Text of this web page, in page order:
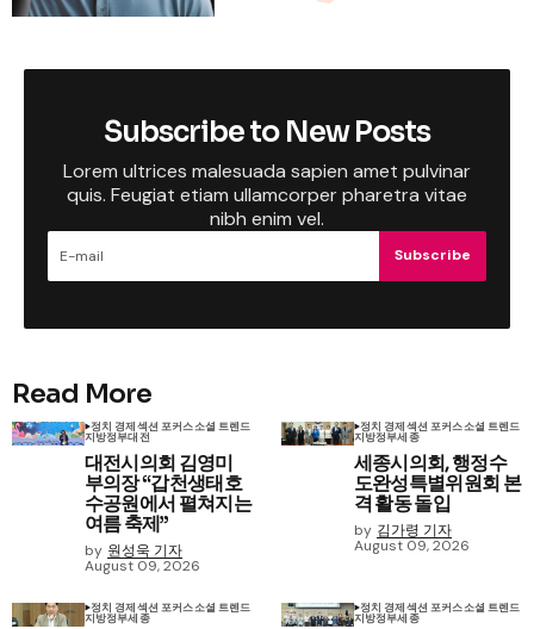
Subscribe to New Posts
Lorem ultrices malesuada sapien amet pulvinar
quis. Feugiat etiam ullamcorper pharetra vitae
nibh enim vel.
Subscribe
Read More
정치 경제섹션 포커스소셜 트렌드
지방정부대전
대전시의회 김영미
부의장 “갑천생태호
수공원에서 펼쳐지는
여름 축제”
by 원성욱 기자
August 09, 2026
정치 경제섹션 포커스소셜 트렌드
지방정부세종
세종시의회, 행정수
도완성특별위원회 본
격 활동 돌입
by 김가령 기자
August 09, 2026
정치 경제섹션 포커스소셜 트렌드
지방정부세종
정치 경제섹션 포커스소셜 트렌드
지방정부세종